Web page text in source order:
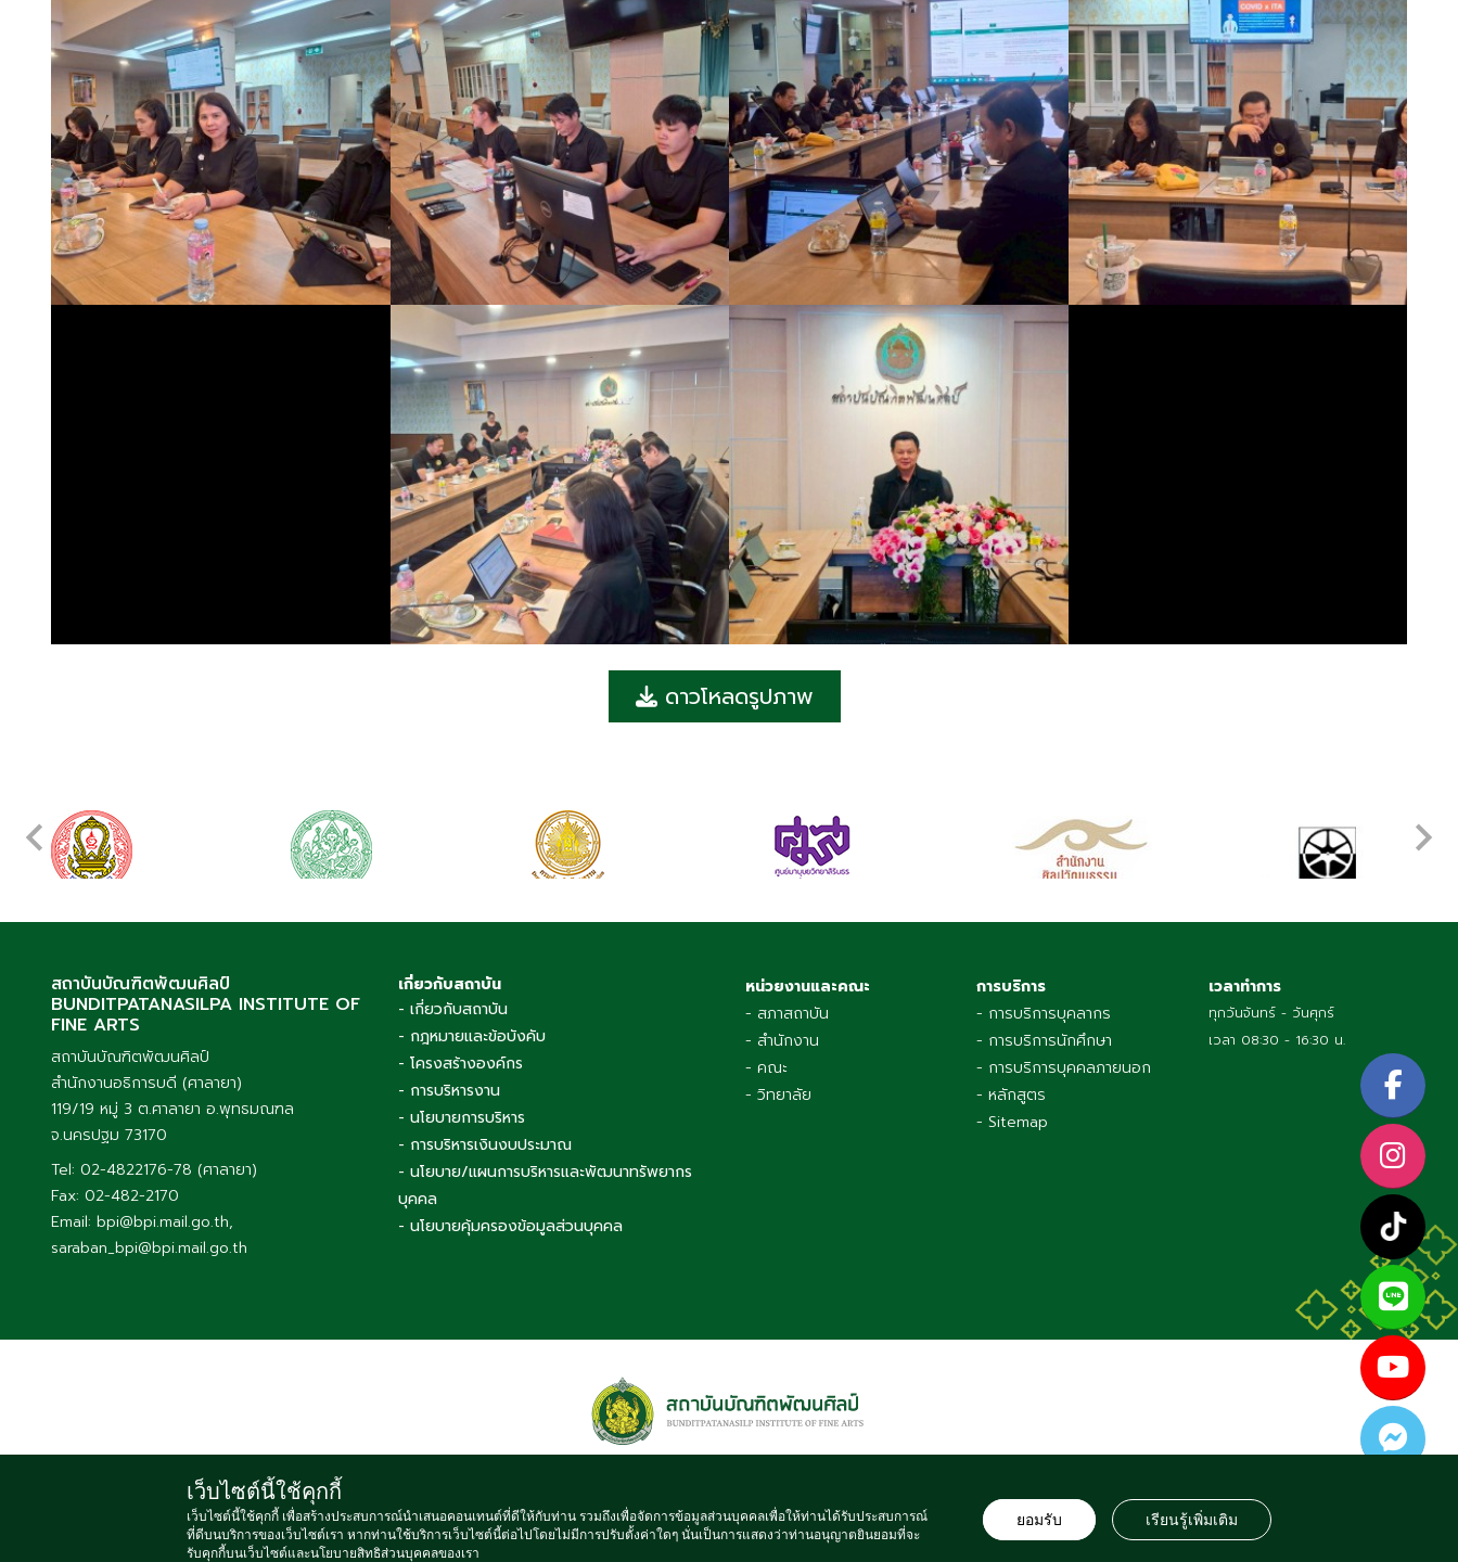
ดาวโหลดรูปภาพ
สถาบันบัณฑิตพัฒนศิลป์
BUNDITPATANASILPA INSTITUTE OF
FINE ARTS
สถาบันบัณฑิตพัฒนศิลป์
สำนักงานอธิการบดี (ศาลายา)
119/19 หมู่ 3 ต.ศาลายา อ.พุทธมณฑล
จ.นครปฐม 73170
Tel: 02-4822176-78 (ศาลายา)
Fax: 02-482-2170
Email: bpi@bpi.mail.go.th,
saraban_bpi@bpi.mail.go.th
เกี่ยวกับสถาบัน
- เกี่ยวกับสถาบัน
- กฎหมายและข้อบังคับ
- โครงสร้างองค์กร
- การบริหารงาน
- นโยบายการบริหาร
- การบริหารเงินงบประมาณ
- นโยบาย/แผนการบริหารและพัฒนาทรัพยากร
บุคคล
- นโยบายคุ้มครองข้อมูลส่วนบุคคล
หน่วยงานและคณะ
- สภาสถาบัน
- สำนักงาน
- คณะ
- วิทยาลัย
การบริการ
- การบริการบุคลากร
- การบริการนักศึกษา
- การบริการบุคคลภายนอก
- หลักสูตร
- Sitemap
เวลาทำการ
ทุกวันจันทร์ - วันศุกร์
เวลา 08:30 - 16:30 น.
Copyright © 2021 BUNDITPATANASILPA INSTITUTE OF FINE ARTS, ALL RIGHTS RESERVED
จำนวนผู้เข้าชม ตั้งแต่วันที่ 16 พ.ค. 2564
4 7 4 1 1 4 5
เว็บไซต์นี้ใช้คุกกี้
เว็บไซต์นี้ใช้คุกกี้ เพื่อสร้างประสบการณ์นำเสนอคอนเทนต์ที่ดีให้กับท่าน รวมถึงเพื่อจัดการข้อมูลส่วนบุคคลเพื่อให้ท่านได้รับประสบการณ์
ที่ดีบนบริการของเว็บไซต์เรา หากท่านใช้บริการเว็บไซต์นี้ต่อไปโดยไม่มีการปรับตั้งค่าใดๆ นั่นเป็นการแสดงว่าท่านอนุญาตยินยอมที่จะ
รับคุกกี้บนเว็บไซต์และนโยบายสิทธิส่วนบุคคลของเรา
ยอมรับ เรียนรู้เพิ่มเติม